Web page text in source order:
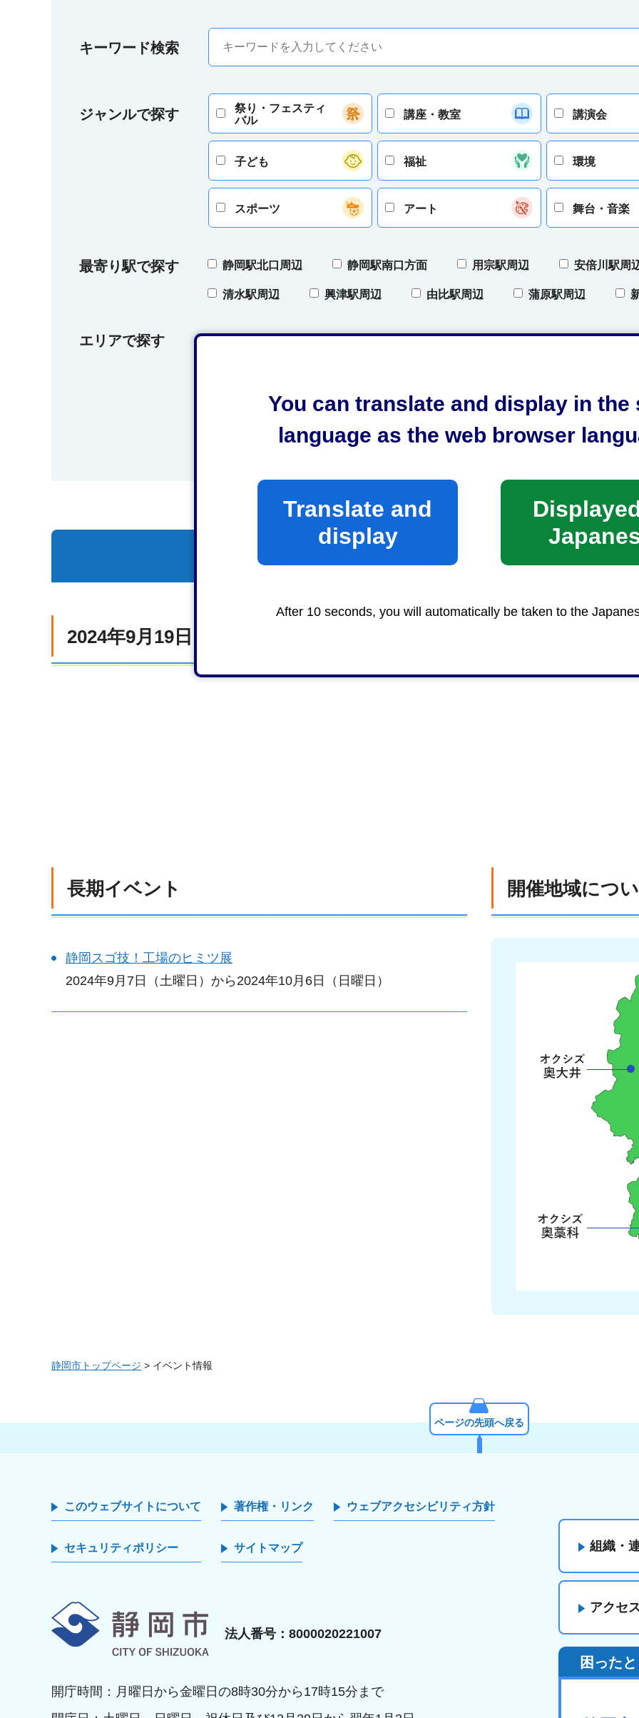
You can translate and display in the
language as the web browser
Translate and
display
After 10 seconds, you will automatically be taken to the
キーワード検索
ジャンルで探す
祭り・フェスティ
バル
講座・教室 講演会
子ども 福祉 環境
スポーツ アート 舞台・音楽
最寄り駅で探す 静岡駅北口周辺 静岡駅南口方面 用宗駅周辺 安倍川駅周
清水駅周辺 興津駅周辺 由比駅周辺 蒲原駅周辺
エリアで探す 葵区 駿河区 清水区 日本平 三保 オクシ
条件をクリア
一覧を表示
2024年9月19日（木曜日）
長期イベント
静岡スゴ技！工場のヒミツ展
2024年9月7日（土曜日）から2024年10月6日（日曜日）
開催地域につ
静岡市トップページ > イベント情報
ページの先頭へ戻る
このウェブサイトについて 著作権・リンク ウェブアクセシビリティ方針
セキュリティポリシー サイトマップ
法人番号：8000020221007
開庁時間：月曜日から金曜日の8時30分から17時15分まで
組織・
アクセ
困った